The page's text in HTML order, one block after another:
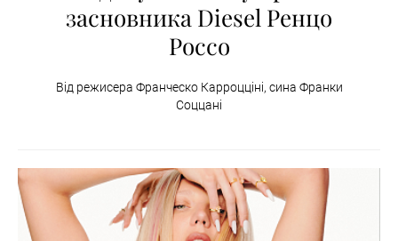
засновника Diesel Ренцо
Россо
Від режисера Франческо Карроцціні, сина Франки
Соццані